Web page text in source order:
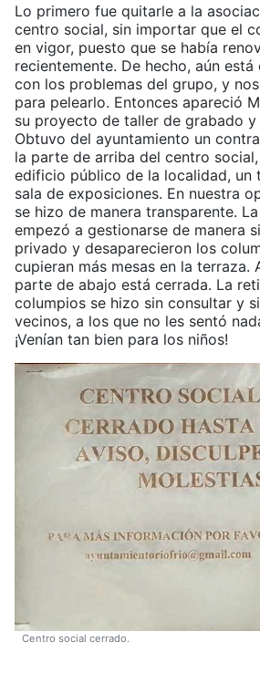
Lo primero fue quitarle a la
centro social, sin importar que el
en vigor, puesto que se había
recientemente. De hecho, aún
con los problemas del grupo, y
para pelearlo. Entonces apareció
su proyecto de taller de grabado y
Obtuvo del ayuntamiento un
la parte de arriba del centro
edificio público de la localidad, un
sala de exposiciones. En nuestra
se hizo de manera transparente.
empezó a gestionarse de manera
privado y desaparecieron los
cupieran más mesas en la terraza.
parte de abajo está cerrada. La
columpios se hizo sin consultar y
vecinos, a los que no les sentó
¡Venían tan bien para los niños!
Centro social cerrado.